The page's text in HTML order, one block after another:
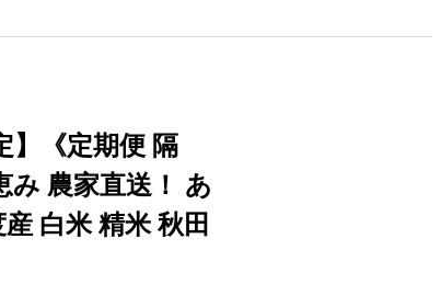
】《定期便 隔
農家直送！ あ
白米 精米 秋田